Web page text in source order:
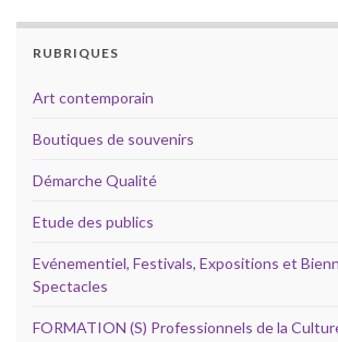
RUBRIQUES
Art contemporain
Boutiques de souvenirs
Démarche Qualité
Etude des publics
Evénementiel, Festivals, Expositions et
Spectacles
FORMATION (S) Professionnels de la